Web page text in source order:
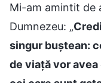
Mi-am amintit de
Dumnezeu: „
singur buștean:
de viață vor